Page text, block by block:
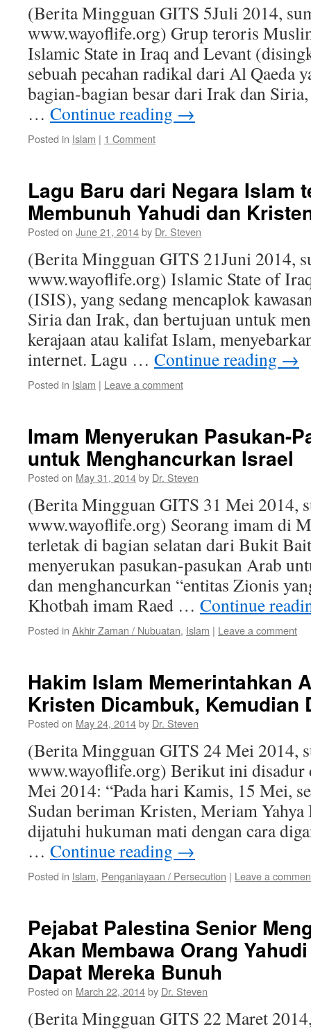
(Berita Mingguan GITS 5Juli 2014,
www.wayoflife.org) Grup teroris
Islamic State in Iraq and Levant
sebuah pecahan radikal dari Al Qaeda
bagian-bagian besar dari Irak dan
… Continue reading →
Posted in Islam | 1 Comment
Lagu Baru dari Negara Islam
Membunuh Yahudi dan
Posted on June 21, 2014by Dr. Steven
(Berita Mingguan GITS 21Juni 2014,
www.wayoflife.org) Islamic State of
(ISIS), yang sedang mencaplok
Siria dan Irak, dan bertujuan untuk
kerajaan atau kalifat Islam,
internet. Lagu … Continue reading →
Posted in Islam | Leave a comment
Imam Menyerukan Pasukan-
untuk Menghancurkan Israel
Posted on May 31, 2014by Dr. Steven
(Berita Mingguan GITS 31 Mei 2014,
www.wayoflife.org) Seorang imam di
terletak di bagian selatan dari Bukit
menyerukan pasukan-pasukan Arab
dan menghancurkan “entitas Zionis
Khotbah imam Raed … Continue
Posted in Akhir Zaman / Nubuatan, Islam | Leave a comment
Hakim Islam Memerintahkan
Kristen Dicambuk, Kemudian
Posted on May 24, 2014by Dr. Steven
(Berita Mingguan GITS 24 Mei 2014,
www.wayoflife.org) Berikut ini
Mei 2014: “Pada hari Kamis, 15 Mei,
Sudan beriman Kristen, Meriam
dijatuhi hukuman mati dengan cara
… Continue reading →
Posted in Islam, Penganiayaan / Persecution | Leave a
Pejabat Palestina Senior
Akan Membawa Orang
Dapat Mereka Bunuh
Posted on March 22, 2014by Dr. Steven
(Berita Mingguan GITS 22 Maret